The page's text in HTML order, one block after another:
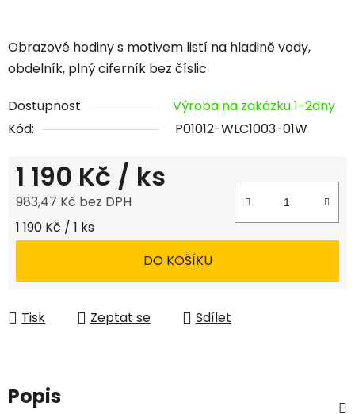
Obrazové hodiny s motivem listí na hladině vody,
obdelník, plný ciferník bez číslic
Dostupnost
Výroba na zakázku 1-2dny
Kód:
P01012-WLC1003-01W
1 190 Kč / ks
983,47 Kč bez DPH
Měrná cena:
1 190 Kč / 1 ks
DO KOŠÍKU
Tisk Zeptat se Sdílet
Popis